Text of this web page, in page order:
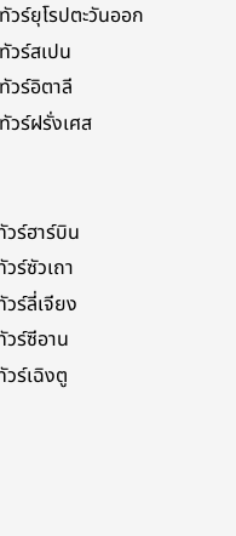
มชั่น และสิทธิพิเ
ร์ยุโรปตะวันออก
ร์สเปน
ร์อิตาลี
ร์ฝรั่งเศส
วร์ฮาร์บิน
วร์ซัวเถา
วร์ลี่เจียง
วร์ซีอาน
วร์เฉิงตู